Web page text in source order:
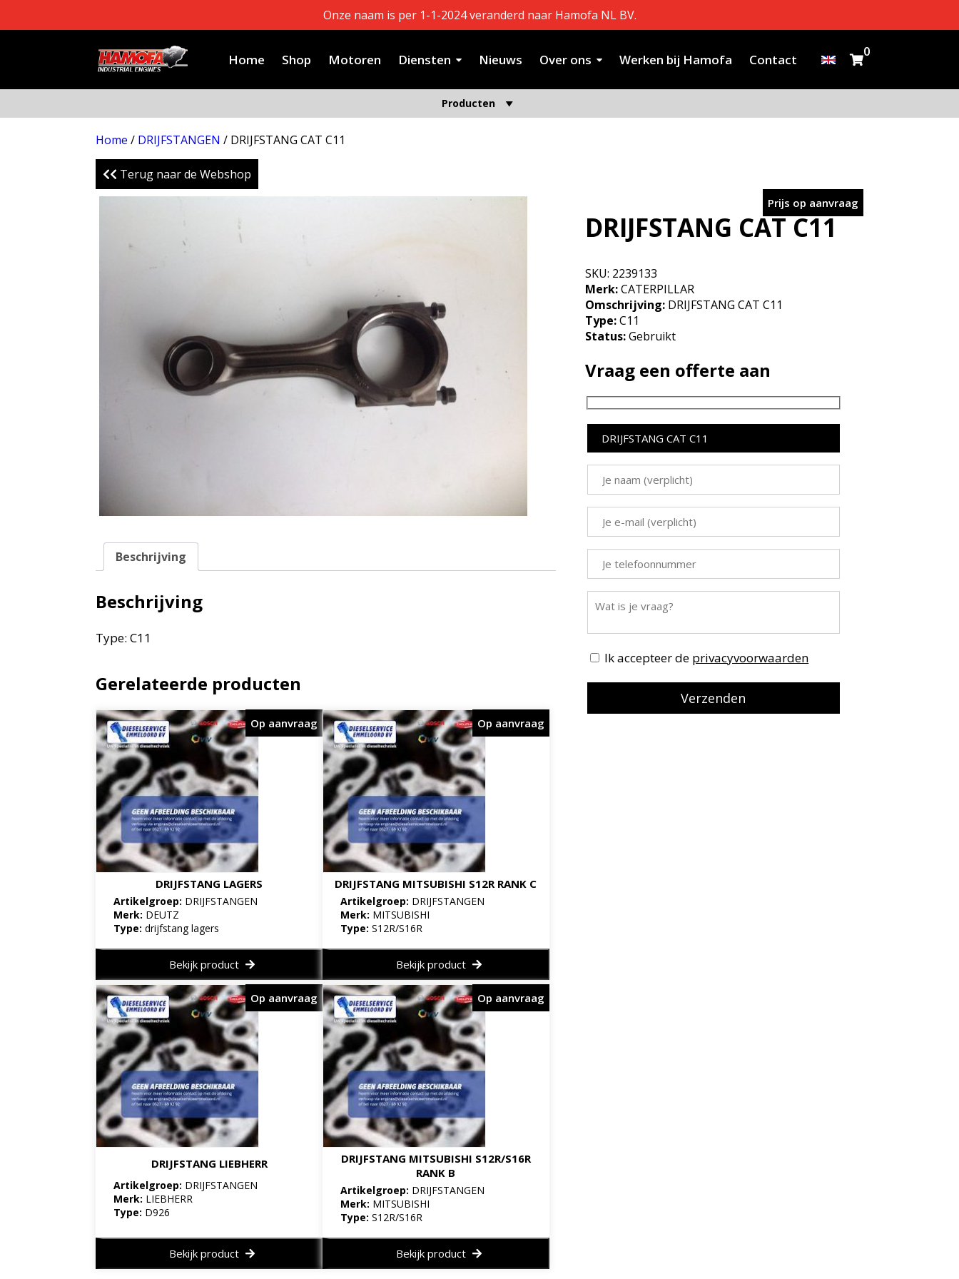
Onze naam is per 1-1-2024 veranderd naar Hamofa NL BV.
Home Shop Motoren Diensten Nieuws Over ons Werken bij Hamofa Contact
0
Producten
Home / DRIJFSTANGEN / DRIJFSTANG CAT C11
Terug naar de Webshop
Beschrijving
Beschrijving
Type: C11
Gerelateerde producten
DRIJFSTANG LAGERS
Artikelgroep: DRIJFSTANGEN
Merk: DEUTZ
Type: drijfstang lagers
Op aanvraag
Bekijk product
DRIJFSTANG MITSUBISHI S12R RANK C
Artikelgroep: DRIJFSTANGEN
Merk: MITSUBISHI
Type: S12R/S16R
Op aanvraag
Bekijk product
DRIJFSTANG LIEBHERR
Artikelgroep: DRIJFSTANGEN
Merk: LIEBHERR
Type: D926
Op aanvraag
Bekijk product
DRIJFSTANG MITSUBISHI S12R/S16R
RANK B
Artikelgroep: DRIJFSTANGEN
Merk: MITSUBISHI
Type: S12R/S16R
Op aanvraag
Bekijk product
DRIJFSTANG CAT C11
Prijs op aanvraag
SKU: 2239133
Merk:CATERPILLAR
Omschrijving: DRIJFSTANG CAT C11
Type:C11
Status:Gebruikt
Vraag een offerte aan
Ik accepteer de privacyvoorwaarden